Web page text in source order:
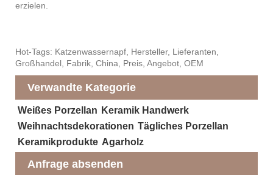
erzielen.
Hot-Tags: Katzenwassernapf, Hersteller, Lieferanten,
Großhandel, Fabrik, China, Preis, Angebot, OEM
Verwandte Kategorie
Weißes Porzellan Keramik Handwerk
Weihnachtsdekorationen Tägliches Porzellan
Keramikprodukte Agarholz
Anfrage absenden